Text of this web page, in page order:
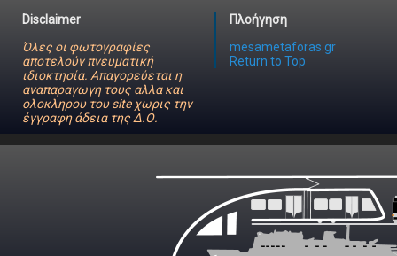
Disclaimer
Όλες οι φωτογραφίες
αποτελούν πνευματική
ιδιοκτησία. Απαγορεύεται η
αναπαραγωγη τους αλλα και
ολοκληρου του site χωρις την
έγγραφη άδεια της Δ.Ο.
Πλοήγηση
mesametaforas.gr
Return to Top